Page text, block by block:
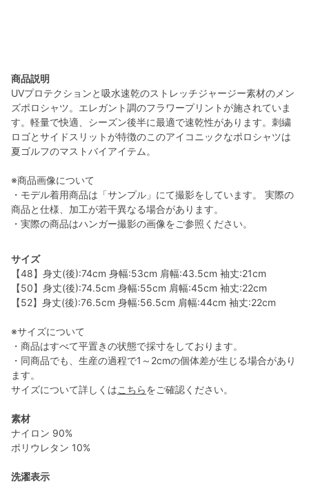
商品説明
UVプロテクションと吸水速乾のストレッチジャージー素材のメン
ズポロシャツ。エレガント調のフラワープリントが施されていま
す。軽量で快適、シーズン後半に最適で速乾性があります。刺繍
ロゴとサイドスリットが特徴のこのアイコニックなポロシャツは
夏ゴルフのマストバイアイテム。
※商品画像について
・モデル着用商品は「サンプル」にて撮影をしています。 実際の
商品と仕様、加工が若干異なる場合があります。
・実際の商品はハンガー撮影の画像をご参照ください。
サイズ
【48】身丈(後):74cm 身幅:53cm 肩幅:43.5cm 袖丈:21cm
【50】身丈(後):74.5cm 身幅:55cm 肩幅:45cm 袖丈:22cm
【52】身丈(後):76.5cm 身幅:56.5cm 肩幅:44cm 袖丈:22cm
※サイズについて
・商品はすべて平置きの状態で採寸をしております。
・同商品でも、生産の過程で1～2cmの個体差が生じる場合があり
ます。
サイズについて詳しくはこちらをご確認ください。
素材
ナイロン 90%
ポリウレタン 10%
洗濯表示